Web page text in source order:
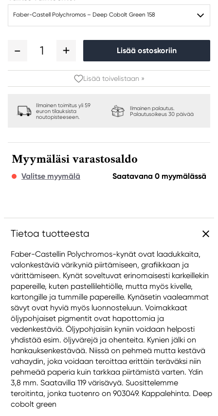
Faber-Castell Polychromos – Deep Cobolt Green 158
1 Lisää ostoskoriin
Lisää toivelistaan »
Ilmainen toimitus yli 59
euron tilauksista
noutopisteeseen.
Ilmainen palautus.
Palautusoikeus 30 päivää
Myymäläsi varastosaldo
Valitse myymälä Saatavana 0 myymälässä
Tietoa tuotteesta
Faber-Castellin Polychromos-kynät ovat laadukkaita,
valonkestäviä värikyniä piirtämiseen, grafiikkaan ja
värittämiseen. Kynät soveltuvat erinomaisesti karkeillekin
papereille, kuten pastellilehtiölle, mutta myös kivelle,
kartongille ja tummille papereille. Kynäsetin vaaleammat
sävyt ovat hyviä myös luonnosteluun. Voimakkaat
öljypohjaiset pigmentit ovat hapottomia ja
vedenkestäviä. Öljypohjaisiin kyniin voidaan helposti
yhdistää esim. öljyvärejä ja ohenteita. Kynien jälki on
hankauksenkestävää. Niissä on pehmeä mutta kestävä
vahaydin, joka voidaan teroittaa erittäin teräväksi niin
pehmeää paperia kuin tarkkaa piirtämistä varten. Ydin
3,8 mm. Saatavilla 119 värisävyä. Suosittelemme
teroitinta, jonka tuotenro on 903049. Kappalehinta. Deep
cobolt green